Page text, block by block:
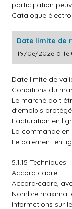
participation
Catalogue
Date limite de
19/06/2026 à
Date limite de
Conditions du
Le marché doit
d'emplois
Facturation en
La commande en
Le paiement en
5.1.15 Techniques
Accord-cadre :
Accord-cadre,
Nombre maximal
Informations sur